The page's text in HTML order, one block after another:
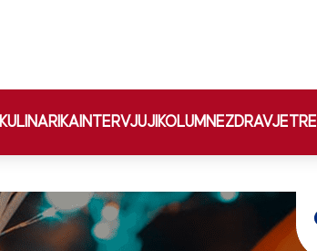
KULINARIKA INTERVJUJI KOLUMNEZDRAVJE